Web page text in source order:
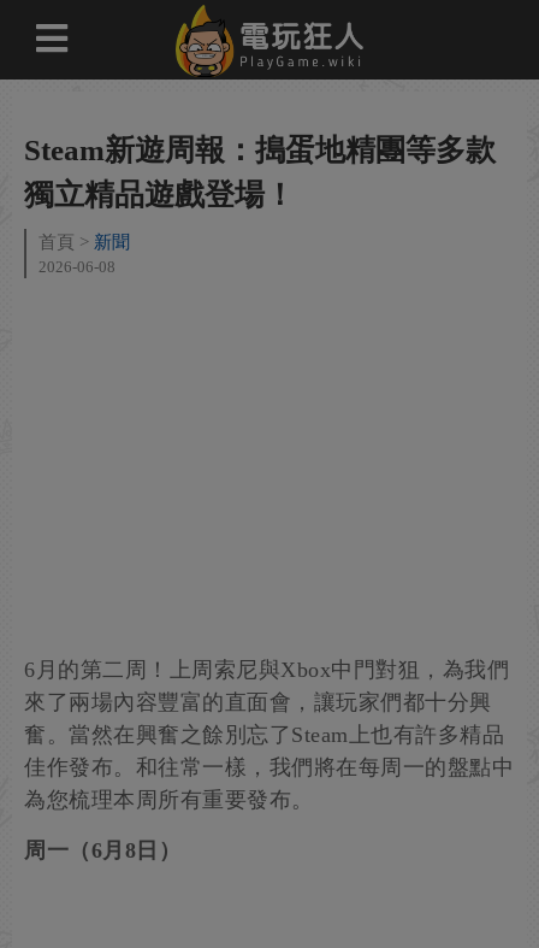
Steam新遊周報：搗蛋地精團等多款
獨立精品遊戲登場！
首頁 新聞
2026-06-08
6月的第二周！上周索尼與Xbox中門對狙，為我們
來了兩場內容豐富的直面會，讓玩家們都十分興
奮。當然在興奮之餘別忘了Steam上也有許多精品
佳作發布。和往常一樣，我們將在每周一的盤點中
為您梳理本周所有重要發布。
周一（6月8日）